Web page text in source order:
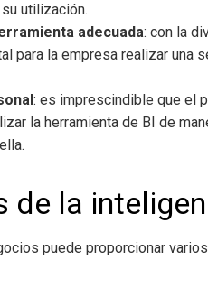
utilización.
adecuada: con la
para la empresa realizar una
: es imprescindible que el
la herramienta de BI de
de la
puede proporcionar